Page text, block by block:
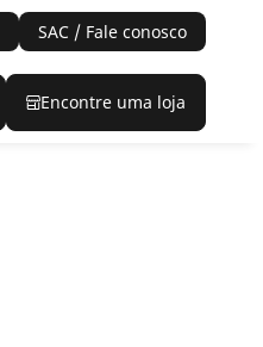
SAC / Fale conosco
Encontre uma loja